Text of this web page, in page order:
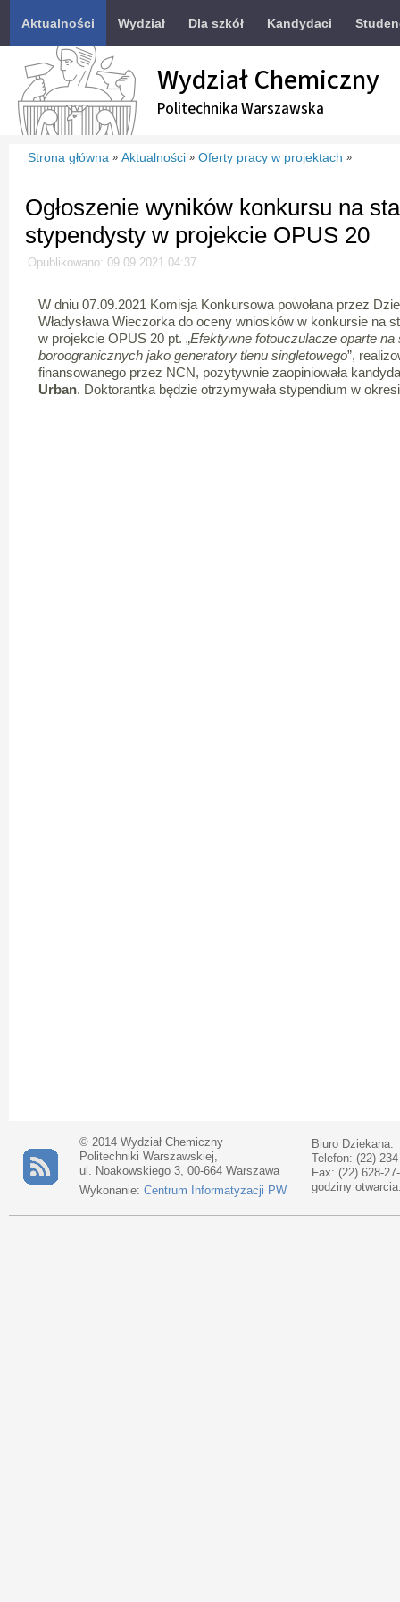
Aktualności Wydział Dla szkół Kandydaci
Wydział Chemiczny
Politechnika Warszawska
Strona główna » Aktualności » Oferty pracy w projektach »
Ogłoszenie wyników konkursu na
stypendysty w projekcie OPUS 20
Opublikowano: 09.09.2021 04:37
W dniu 07.09.2021 Komisja Konkursowa powołana przez
Władysława Wieczorka do oceny wniosków w konkursie na
w projekcie OPUS 20 pt. „Efektywne fotouczulacze oparte na
boroogranicznych jako generatory tlenu singletowego”,
finansowanego przez NCN, pozytywnie zaopiniowała
Urban. Doktorantka będzie otrzymywała stypendium w
© 2014 Wydział Chemiczny
Politechniki Warszawskiej,
ul. Noakowskiego 3, 00-664 Warszawa
Wykonanie: Centrum Informatyzacji PW
Biuro Dziekana:
Telefon: (22)
Fax: (22) 628-
godziny